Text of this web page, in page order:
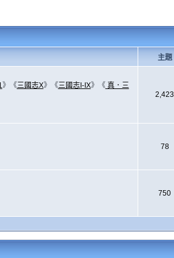
主題
》《三國志X》《三國志I-IX》《真．三
2,423
78
750